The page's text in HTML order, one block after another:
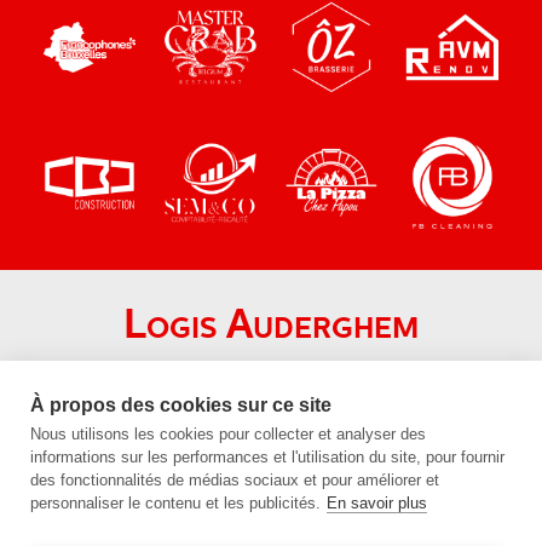
Logis Auderghem
1160 Auderghem
+32 (0)2 672 24 21
info@logis-auderghem.be
BE96 1430 9818 3505
À propos des cookies sur ce site
Nous utilisons les cookies pour collecter et analyser des
informations sur les performances et l'utilisation du site, pour fournir
des fonctionnalités de médias sociaux et pour améliorer et
personnaliser le contenu et les publicités. En savoir plus